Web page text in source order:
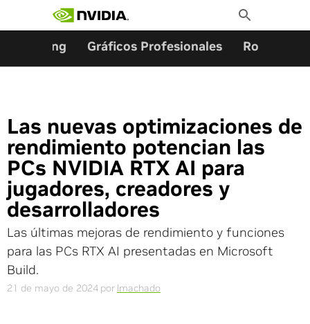
Toggle
Search
Gaming Gráficos Profesionales Robótica
Las nuevas optimizaciones de
rendimiento potencian las
PCs NVIDIA RTX AI para
jugadores, creadores y
desarrolladores
Las últimas mejoras de rendimiento y funciones
para las PCs RTX AI presentadas en Microsoft
Build.
21 de mayo de 2024 por lmachado